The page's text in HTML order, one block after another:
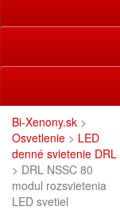
Bi-Xenony.sk >
Osvetlenie > LED
denné svietenie DRL
> DRL NSSC 80
modul rozsvietenia
LED svetiel